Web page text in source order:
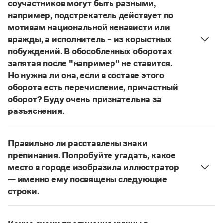
Словари русского языка как государственного
Справочники
Правила русской орфографии и пунктуации
Русский язык. Краткий теоретический курс
для школьников
Письмовник
Справочник по пунктуации
Словарь-справочник трудностей
Справочник по фразеологии
Словарь-справочник непростые слова
Все справочники портала
Журнал
Управление в русском языке
Словарь русских имён
Словарь методических терминов
Правила русской орфографии и пунктуации
(1956)
соучастников могут быть разными,
например, подстрекатель действует по
мотивам национальной ненависти или
вражды, а исполнитель – из корыстных
побуждений. В обособленных оборотах
запятая после "например" не ставится.
Но нужна ли она, если в составе этого
оборота есть перечисление, причастный
оборот? Буду очень признательна за
разъяснения.
В § 94«Правил русской орфографии и пунктуации»
слова и сочетания слов, стоящие на границе
частей сложного предложения и относящиеся к
следующему за ними предложению,
не отделяются от него запятой:Послышался
резкий стук, должно быть сорвалась ставня
По этому правилу запятая посленапример
не нужна:Мотивы совершения преступления у
Правильно ли расставлены знаки
препинания. Попробуйте угадать, какое
место в городе изобразила иллюстратор
— именно ему посвящены следующие
строки.
Нужно закрыть запятой придаточную часть: